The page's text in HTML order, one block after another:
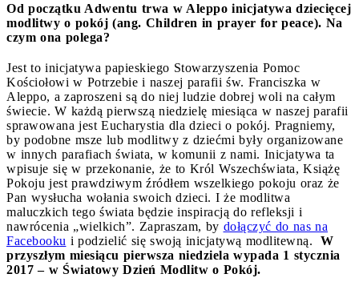
Od początku Adwentu trwa w Aleppo inicjatywa dziecięcej
modlitwy o pokój (ang. Children in prayer for peace). Na
czym ona polega?
Jest to inicjatywa papieskiego Stowarzyszenia Pomoc
Kościołowi w Potrzebie i naszej parafii św. Franciszka w
Aleppo, a zaproszeni są do niej ludzie dobrej woli na całym
świecie. W każdą pierwszą niedzielę miesiąca w naszej parafii
sprawowana jest Eucharystia dla dzieci o pokój. Pragniemy,
by podobne msze lub modlitwy z dziećmi były organizowane
w innych parafiach świata, w komunii z nami. Inicjatywa ta
wpisuje się w przekonanie, że to Król Wszechświata, Książę
Pokoju jest prawdziwym źródłem wszelkiego pokoju oraz że
Pan wysłucha wołania swoich dzieci. I że modlitwa
maluczkich tego świata będzie inspiracją do refleksji i
nawrócenia „wielkich”. Zapraszam, by dołączyć do nas na
Facebooku i podzielić się swoją inicjatywą modlitewną. W
przyszłym miesiącu pierwsza niedziela wypada 1 stycznia
2017 – w Światowy Dzień Modlitw o Pokój.